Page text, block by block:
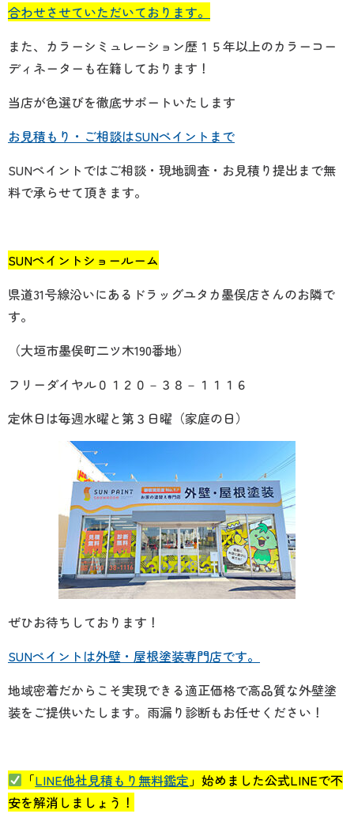
合わせさせていただいております。
また、 カラーシミュレーション歴１５年以上のカラーコー
ディネーターも在籍しております！
当店が色選びを徹底サポートいたします
お見積もり・ご相談はSUNペイントまで
SUNペイントではご相談・現地調査・お見積り提出まで無
料で承らせて頂きます。
SUNペイントショールーム
県道31号線沿いにあるドラッグユタカ墨俣店さんのお隣で
す。
（大垣市墨俣町二ツ木190番地）
フリーダイヤル０１２０－３８－１１１６
定休日は毎週水曜と第３日曜（家庭の日）
ぜひお待ちしております！
SUNペイントは外壁・屋根塗装専門店です。
地域密着だからこそ実現できる適正価格で高品質な外壁塗
装をご提供いたします。 雨漏り診断もお任せください！
「LINE他社見積もり無料鑑定 」始めました公式LINEで不
安を解消しましょう！